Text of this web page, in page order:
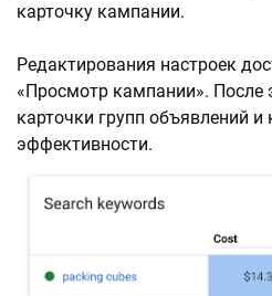
карточку кампании.
Редактирования настроек
«Просмотр кампании». После
карточки групп объявлений и
эффективности.